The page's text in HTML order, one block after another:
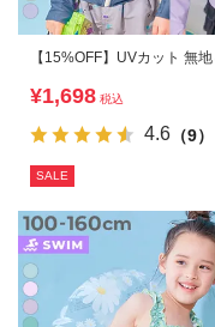
【15%OFF】UVカット 無
¥1,698 税込
4.6 （9）
SALE